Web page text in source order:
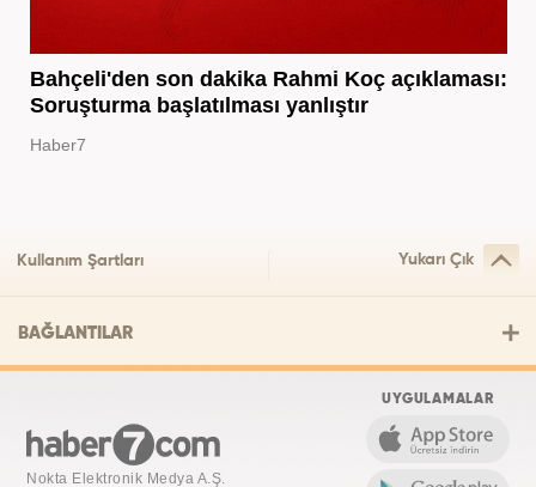
Bahçeli'den son dakika Rahmi Koç açıklaması:
Soruşturma başlatılması yanlıştır
Haber7
Kullanım Şartları Yukarı Çık
BAĞLANTILAR
Nokta Elektronik Medya A.Ş.
UYGULAMALAR